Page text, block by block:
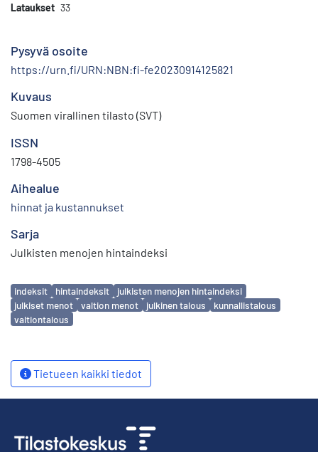
Lataukset 33
Pysyvä osoite
https://urn.fi/URN:NBN:fi-fe20230914125821
Kuvaus
Suomen virallinen tilasto (SVT)
ISSN
1798-4505
Aihealue
hinnat ja kustannukset
Sarja
Julkisten menojen hintaindeksi
Avainsanat
indeksit hintaindeksit
julkisten menojen hintaindeksi
julkiset menot
valtion menot julkinen talous
kunnallistalous
valtiontalous
Tietueen kaikki tiedot